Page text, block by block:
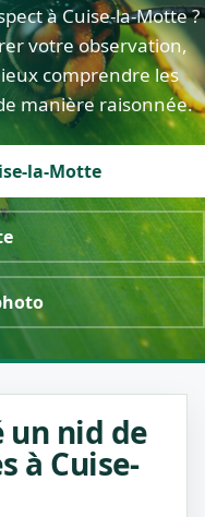
à Cuise-la-Motte ?
votre observation,
comprendre les
manière raisonnée.
la-Motte
un nid de
à Cuise-